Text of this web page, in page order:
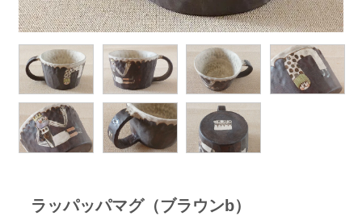
ラッパッパマグ（ブラウンb）